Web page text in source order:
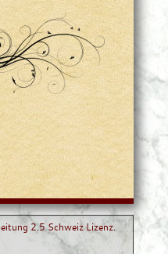
2.5 Schweiz Lizenz.